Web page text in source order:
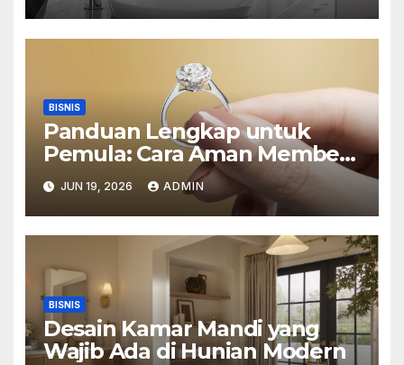
BISNIS
Panduan Lengkap untuk
Pemula: Cara Aman Membeli
Perhiasan Berlian di Toko
Emas Bogor
JUN 19, 2026 ADMIN
BISNIS
Desain Kamar Mandi yang
Wajib Ada di Hunian Modern